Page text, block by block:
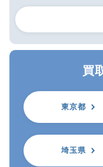
買
東京都
埼玉県